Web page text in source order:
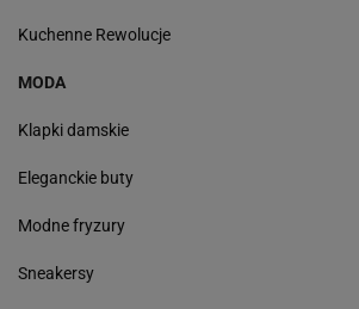
Kuchenne Rewolucje
MODA
Klapki damskie
Eleganckie buty
Modne fryzury
Sneakersy